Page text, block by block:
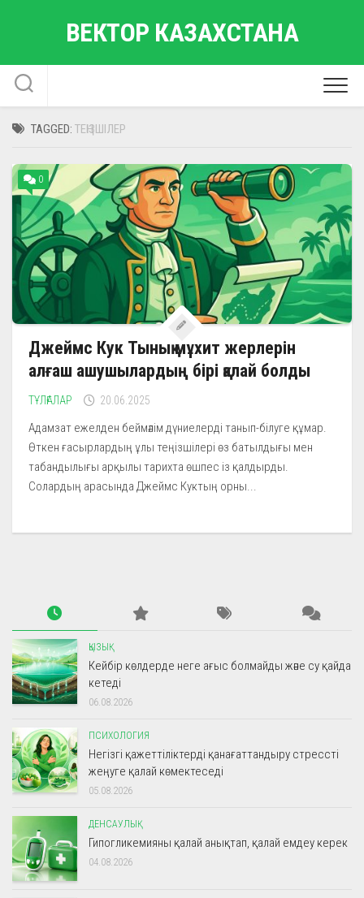
ВЕКТОР КАЗАХСТАНА
TAGGED: ТЕҢІЗШІЛЕР
0
Джеймс Кук Тынық мұхит жерлерін
алғаш ашушылардың бірі қалай болды
ТҰЛҒАЛАР 20.06.2025
Адамзат ежелден беймәлім дүниелерді танып-білуге құмар.
Өткен ғасырлардың ұлы теңізшілері өз батылдығы мен
табандылығы арқылы тарихта өшпес із қалдырды.
Солардың арасында Джеймс Куктың орны...
ҚЫЗЫҚ
Кейбір көлдерде неге ағыс болмайды және су қайда
кетеді
06.08.2026
ПСИХОЛОГИЯ
Негізгі қажеттіліктерді қанағаттандыру стрессті
жеңуге қалай көмектеседі
05.08.2026
ДЕНСАУЛЫҚ
Гипогликемияны қалай анықтап, қалай емдеу керек
04.08.2026